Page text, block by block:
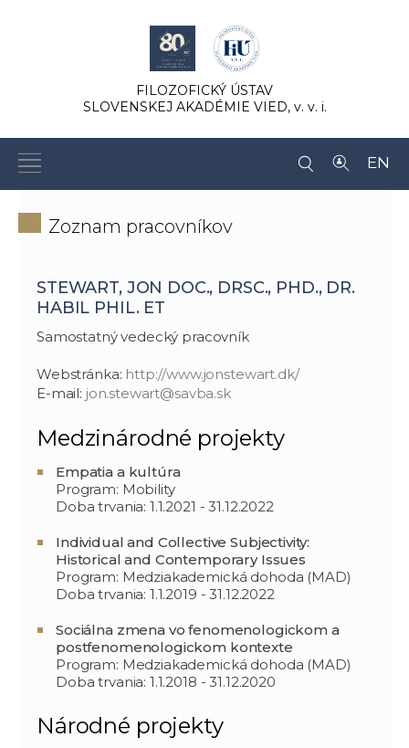
FILOZOFICKÝ ÚSTAV
SLOVENSKEJ AKADÉMIE VIED, v. v. i.
EN
Zoznam pracovníkov
STEWART, JON DOC., DRSC., PHD., DR.
HABIL PHIL. ET
Samostatný vedecký pracovník
Webstránka: http://www.jonstewart.dk/
E-mail: jon.stewart@savba.sk
Medzinárodné projekty
Empatia a kultúra
Program: Mobility
Doba trvania: 1.1.2021 - 31.12.2022
Individual and Collective Subjectivity:
Historical and Contemporary Issues
Program: Medziakademická dohoda (MAD)
Doba trvania: 1.1.2019 - 31.12.2022
Sociálna zmena vo fenomenologickom a
postfenomenologickom kontexte
Program: Medziakademická dohoda (MAD)
Doba trvania: 1.1.2018 - 31.12.2020
Národné projekty